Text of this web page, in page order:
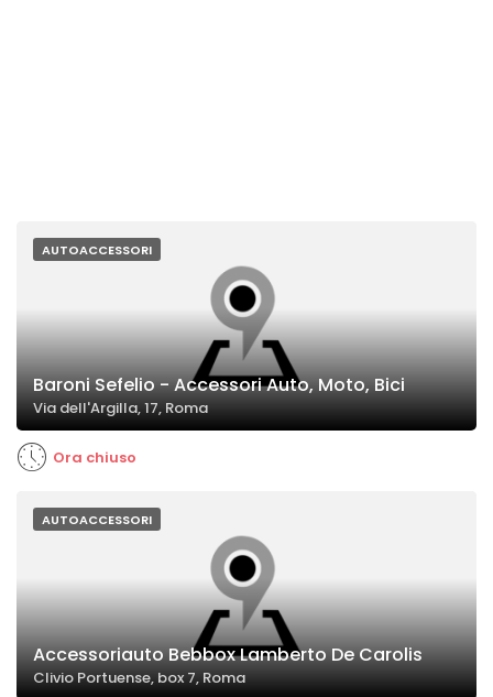
AUTOACCESSORI
Baroni Sefelio - Accessori Auto, Moto, Bici
Via dell'Argilla, 17, Roma
Ora chiuso
AUTOACCESSORI
Accessoriauto Bebbox Lamberto De Carolis
Clivio Portuense, box 7, Roma